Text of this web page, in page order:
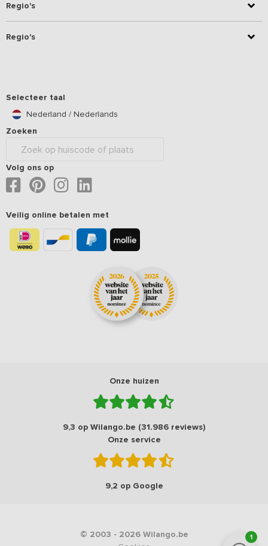
1
Regio's
Regio's
Selecteer taal
Nederland / Nederlands
Zoeken
Volg ons op
Veilig online betalen met
Onze huizen
9,3 op Wilango.be (31.986 reviews)
Onze service
9,2 op Google
© 2003 - 2026 Wilango.be